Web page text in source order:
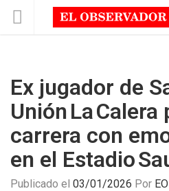
Ex jugador de
Unión La
carrera con
en el Estadio
Publicado el 03/01/2026 Por EO